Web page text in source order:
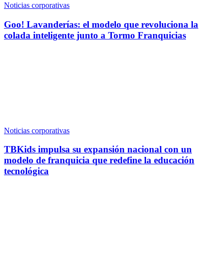
Noticias corporativas
Goo! Lavanderías: el modelo que revoluciona la
colada inteligente junto a Tormo Franquicias
Noticias corporativas
TBKids impulsa su expansión nacional con un
modelo de franquicia que redefine la educación
tecnológica